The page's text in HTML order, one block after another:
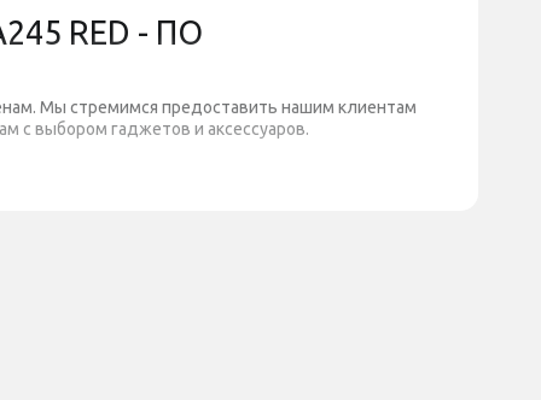
RED - ПО
Мы стремимся предоставить нашим клиентам
с выбором гаджетов и аксессуаров.